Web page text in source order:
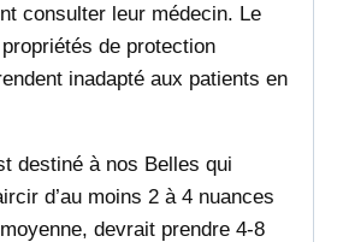
consulter leur médecin. Le
de protection
inadapté aux patients en
destiné à nos Belles qui
d’au moins 2 à 4 nuances
devrait prendre 4-8